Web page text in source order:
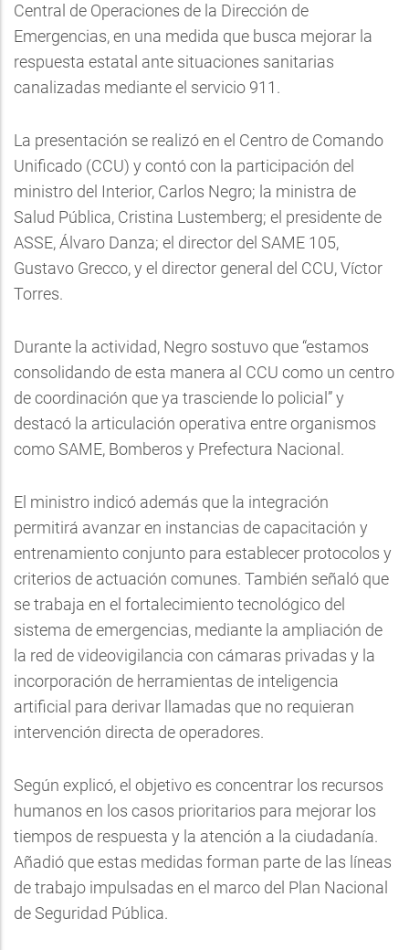
Central de Operaciones de la Dirección de
Emergencias, en una medida que busca mejorar la
respuesta estatal ante situaciones sanitarias
canalizadas mediante el servicio 911.
La presentación se realizó en el Centro de Comando
Unificado (CCU) y contó con la participación del
ministro del Interior, Carlos Negro; la ministra de
Salud Pública, Cristina Lustemberg; el presidente de
ASSE, Álvaro Danza; el director del SAME 105,
Gustavo Grecco, y el director general del CCU, Víctor
Torres.
Durante la actividad, Negro sostuvo que “estamos
consolidando de esta manera al CCU como un centro
de coordinación que ya trasciende lo policial” y
destacó la articulación operativa entre organismos
como SAME, Bomberos y Prefectura Nacional.
El ministro indicó además que la integración
permitirá avanzar en instancias de capacitación y
entrenamiento conjunto para establecer protocolos y
criterios de actuación comunes. También señaló que
se trabaja en el fortalecimiento tecnológico del
sistema de emergencias, mediante la ampliación de
la red de videovigilancia con cámaras privadas y la
incorporación de herramientas de inteligencia
artificial para derivar llamadas que no requieran
intervención directa de operadores.
Según explicó, el objetivo es concentrar los recursos
humanos en los casos prioritarios para mejorar los
tiempos de respuesta y la atención a la ciudadanía.
Añadió que estas medidas forman parte de las líneas
de trabajo impulsadas en el marco del Plan Nacional
de Seguridad Pública.